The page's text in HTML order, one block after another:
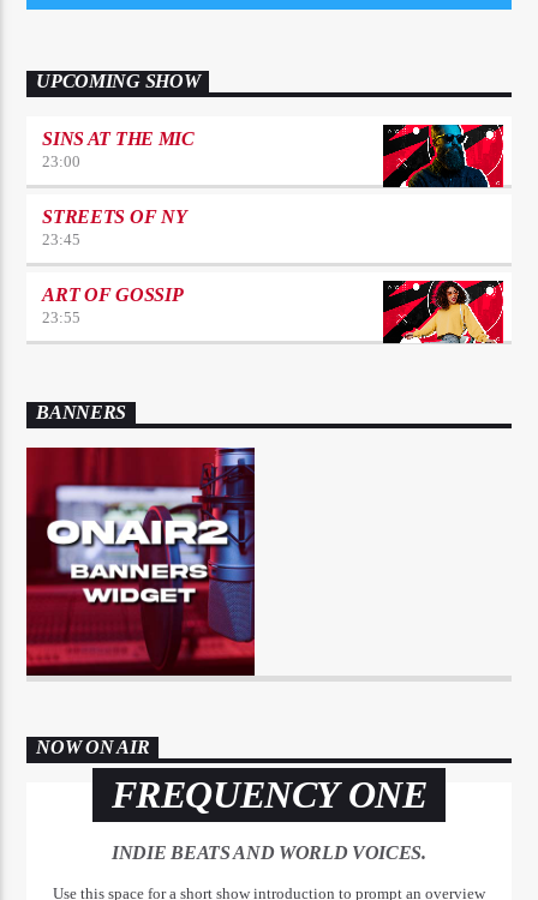
UPCOMING SHOW
SINS AT THE MIC
23:00
STREETS OF NY
23:45
ART OF GOSSIP
23:55
BANNERS
NOW ON AIR
FREQUENCY ONE
INDIE BEATS AND WORLD VOICES.
Use this space for a short show introduction to prompt an overview